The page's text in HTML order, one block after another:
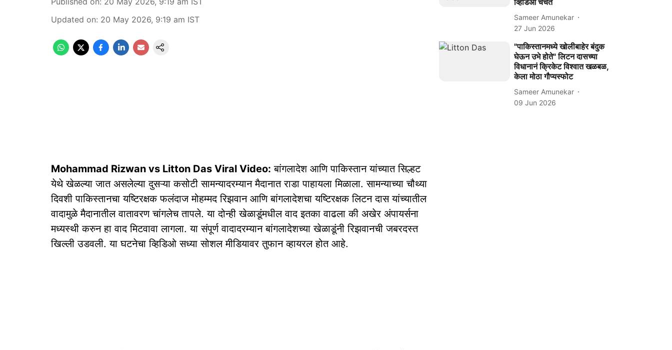
Updated on: 20 May 2026, 9:19 am IST
Mohammad Rizwan vs Litton Das Viral Video: बांगलादेश आणि पाकिस्तान यांच्यात सिल्हट
येथे खेळल्या जात असलेल्या दुसऱ्या कसोटी सामन्यादरम्यान मैदानात राडा पाहायला मिळाला. सामन्याच्या चौथ्या
दिवशी पाकिस्तानचा यष्टिरक्षक फलंदाज मोहम्मद रिझवान आणि बांगलादेशचा यष्टिरक्षक लिटन दास यांच्यातील
वादामुळे मैदानातील वातावरण चांगलेच तापले. या दोन्ही खेळाडूंमधील वाद इतका वाढला की अखेर अंपायर्सना
मध्यस्थी करुन हा वाद मिटवावा लागला. या संपूर्ण वादादरम्यान बांगलादेशच्या खेळाडूंनी रिझवानची जबरदस्त
खिल्ली उडवली. या घटनेचा व्हिडिओ सध्या सोशल मीडियावर तुफान व्हायरल होत आहे.
व्हिडिओ चर्चेत
Sameer Amunekar
27 Jun 2026
"पाकिस्तानमध्ये खोलीबाहेर बंदुक
घेऊन उभे होते" लिटन दासच्या
विधानानं क्रिकेट विश्वात खळबळ,
केला मोठा गौप्यस्फोट
Sameer Amunekar
09 Jun 2026